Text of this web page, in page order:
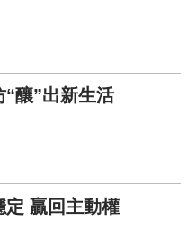
釀”出新生活
定 贏回主動權